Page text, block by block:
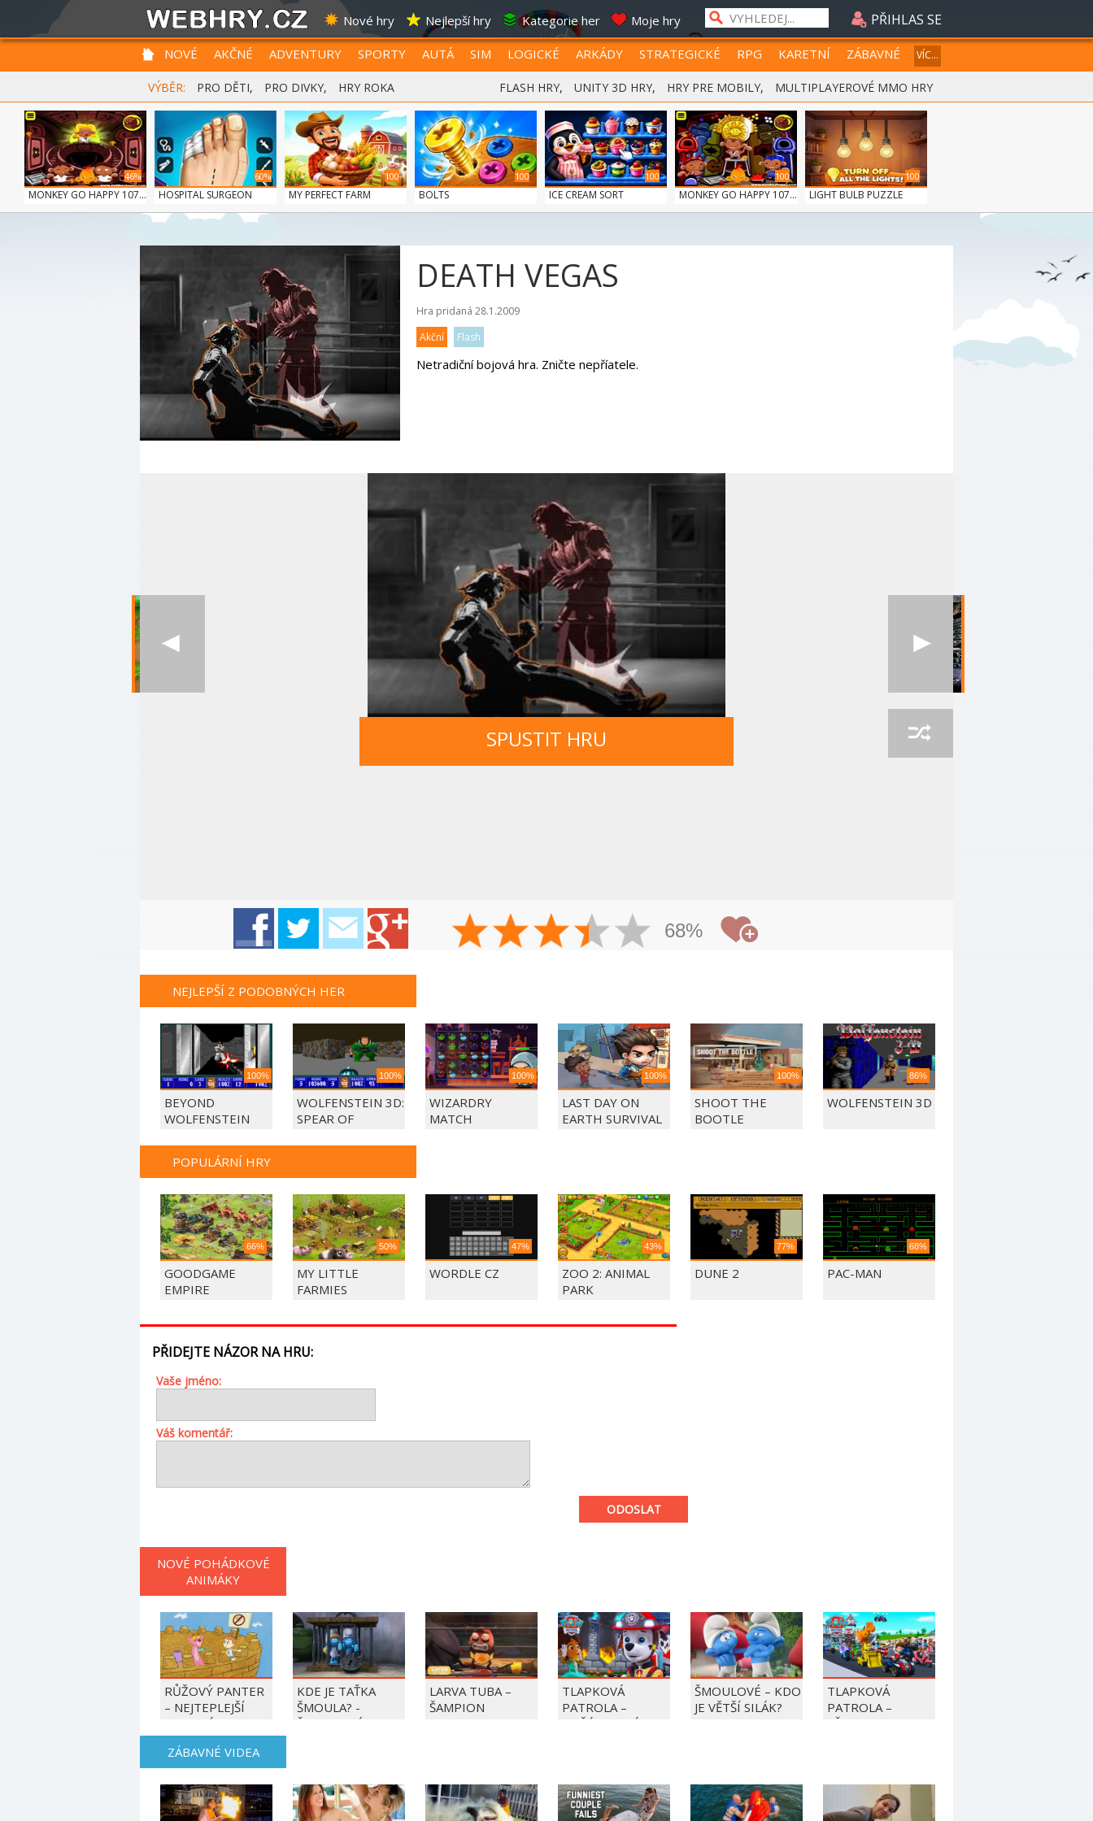
Nové hry Nejlepší hry Kategorie her Moje hry PŘIHLAS SE
NOVÉ AKČNÉ ADVENTURY SPORTY AUTÁ SIM LOGICKÉ ARKÁDY STRATEGICKÉ RPG KARETNÍ ZÁBAVNÉ VÍC...
VÝBĚR: PRO DĚTI, PRO DIVKY, HRY ROKA FLASH HRY, UNITY 3D HRY, HRY PRE MOBILY, MULTIPLAYEROVÉ MMO HRY
46%
MONKEY GO HAPPY 107...
60%
HOSPITAL SURGEON
100
MY PERFECT FARM
100
BOLTS
100
ICE CREAM SORT
100
MONKEY GO HAPPY 107...
100
LIGHT BULB PUZZLE
DEATH VEGAS
Hra pridaná 28.1.2009
Akční
Flash
Netradiční bojová hra. Zničte nepříatele.
SPUSTIT HRU
68%
NEJLEPŠÍ Z PODOBNÝCH HER
100%
BEYOND
WOLFENSTEIN
100%
WOLFENSTEIN 3D:
SPEAR OF
100%
WIZARDRY
MATCH
100%
LAST DAY ON
EARTH SURVIVAL
100%
SHOOT THE
BOOTLE
86%
WOLFENSTEIN 3D
POPULÁRNÍ HRY
66%
GOODGAME
EMPIRE
50%
MY LITTLE
FARMIES
47%
WORDLE CZ
43%
ZOO 2: ANIMAL
PARK
77%
DUNE 2
68%
PAC-MAN
PŘIDEJTE NÁZOR NA HRU:
Vaše jméno:
Váš komentář:
ODOSLAT
NOVÉ POHÁDKOVÉ
ANIMÁKY
RŮŽOVÝ PANTER
– NEJTEPLEJŠÍ
OBDOBÍ ROKU
KDE JE TAŤKA
ŠMOULA? -
ŠMOULOVÉ
LARVA TUBA –
ŠAMPION
TLAPKOVÁ
PATROLA –
POŽÁR NA ZÁMKU!
ŠMOULOVÉ – KDO
JE VĚTŠÍ SILÁK?
TLAPKOVÁ
PATROLA –
VŠECHNY TLAPKY
ZÁBAVNÉ VIDEA